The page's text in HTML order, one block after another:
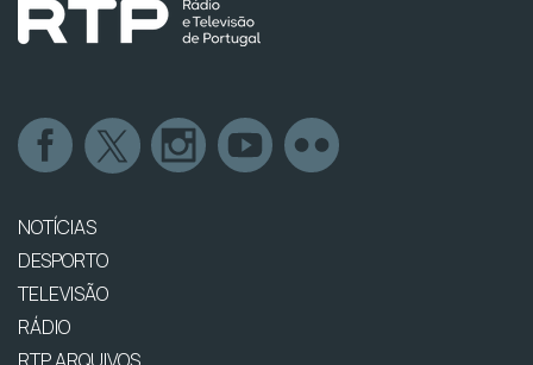
NOTÍCIAS
DESPORTO
TELEVISÃO
RÁDIO